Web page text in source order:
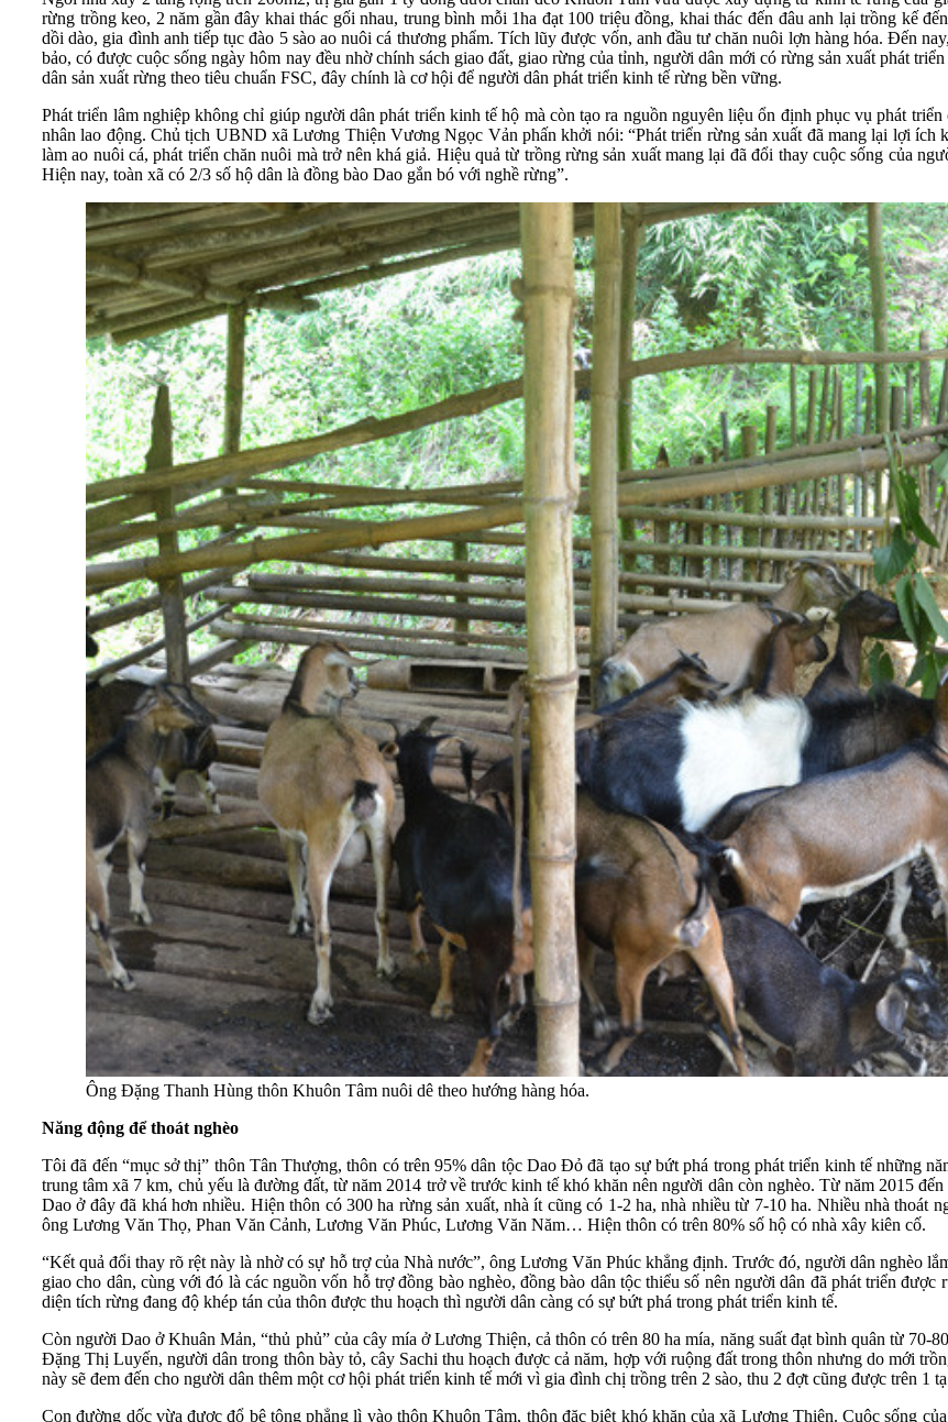
rừng trồng keo, 2 năm gần đây khai thác gối nhau, trung bình mỗi 1ha đạt 100 triệu đồng, khai thác đến đâu anh lại trồng kế
dồi dào, gia đình anh tiếp tục đào 5 sào ao nuôi cá thương phẩm. Tích lũy được vốn, anh đầu tư chăn nuôi lợn hàng hóa. Đến
bảo, có được cuộc sống ngày hôm nay đều nhờ chính sách giao đất, giao rừng của tỉnh, người dân mới có rừng sản xuất phát
dân sản xuất rừng theo tiêu chuẩn FSC, đây chính là cơ hội để người dân phát triển kinh tế rừng bền vững.
Phát triển lâm nghiệp không chỉ giúp người dân phát triển kinh tế hộ mà còn tạo ra nguồn nguyên liệu ổn định phục vụ phát
nhân lao động. Chủ tịch UBND xã Lương Thiện Vương Ngọc Vản phấn khởi nói: “Phát triển rừng sản xuất đã mang lại lợi ích
làm ao nuôi cá, phát triển chăn nuôi mà trở nên khá giả. Hiệu quả từ trồng rừng sản xuất mang lại đã đổi thay cuộc sống của
Hiện nay, toàn xã có 2/3 số hộ dân là đồng bào Dao gắn bó với nghề rừng”.
Ông Đặng Thanh Hùng thôn Khuôn Tâm nuôi dê theo hướng hàng hóa.
Năng động để thoát nghèo
Tôi đã đến “mục sở thị” thôn Tân Thượng, thôn có trên 95% dân tộc Dao Đỏ đã tạo sự bứt phá trong phát triển kinh tế những
trung tâm xã 7 km, chủ yếu là đường đất, từ năm 2014 trở về trước kinh tế khó khăn nên người dân còn nghèo. Từ năm 2015
Dao ở đây đã khá hơn nhiều. Hiện thôn có 300 ha rừng sản xuất, nhà ít cũng có 1-2 ha, nhà nhiều từ 7-10 ha. Nhiều nhà
ông Lương Văn Thọ, Phan Văn Cảnh, Lương Văn Phúc, Lương Văn Năm… Hiện thôn có trên 80% số hộ có nhà xây kiên cố.
“Kết quả đổi thay rõ rệt này là nhờ có sự hỗ trợ của Nhà nước”, ông Lương Văn Phúc khẳng định. Trước đó, người dân nghèo
giao cho dân, cùng với đó là các nguồn vốn hỗ trợ đồng bào nghèo, đồng bào dân tộc thiểu số nên người dân đã phát triển
diện tích rừng đang độ khép tán của thôn được thu hoạch thì người dân càng có sự bứt phá trong phát triển kinh tế.
Còn người Dao ở Khuân Mản, “thủ phủ” của cây mía ở Lương Thiện, cả thôn có trên 80 ha mía, năng suất đạt bình quân từ 70-
Đặng Thị Luyến, người dân trong thôn bày tỏ, cây Sachi thu hoạch được cả năm, hợp với ruộng đất trong thôn nhưng do mới
này sẽ đem đến cho người dân thêm một cơ hội phát triển kinh tế mới vì gia đình chị trồng trên 2 sào, thu 2 đợt cũng được trên 1
Con đường dốc vừa được đổ bê tông phẳng lì vào thôn Khuôn Tâm, thôn đặc biệt khó khăn của xã Lương Thiện. Cuộc sống